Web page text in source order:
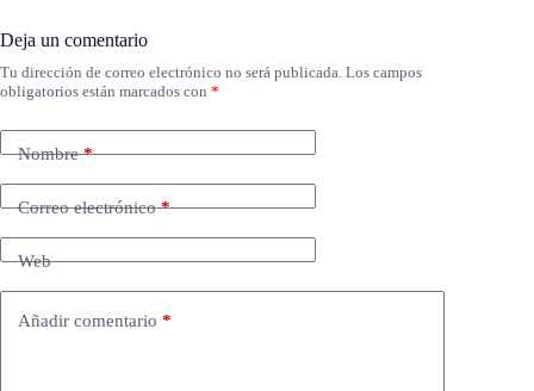
Deja un comentario
Tu dirección de correo electrónico no será publicada. Los campos
obligatorios están marcados con *
Nombre*
Correo electrónico*
Web
Añadir comentario *